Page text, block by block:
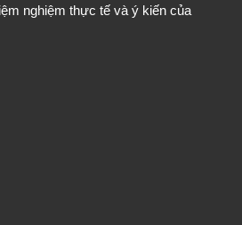
nghiệm thực tế và ý kiến của